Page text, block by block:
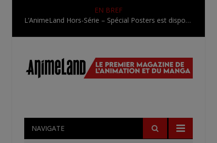
EN BREF
L’AnimeLand Hors-Série – Spécial Posters est disponible !
NAVIGATE